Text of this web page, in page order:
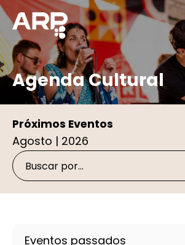
Agenda Cultural
Próximos Eventos
Eventos passados